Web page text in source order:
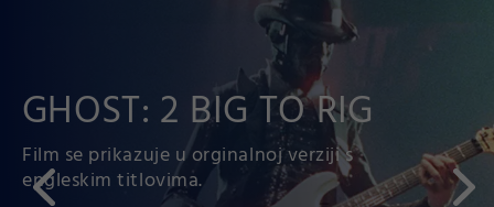
KRAJ HRASTOVE
ULICE
Visokokonceptualni spektakl J.J.
GHOST: 2 BIG TO RIG
Film se prikazuje u orginalnoj verziji s
engleskim titlovima.